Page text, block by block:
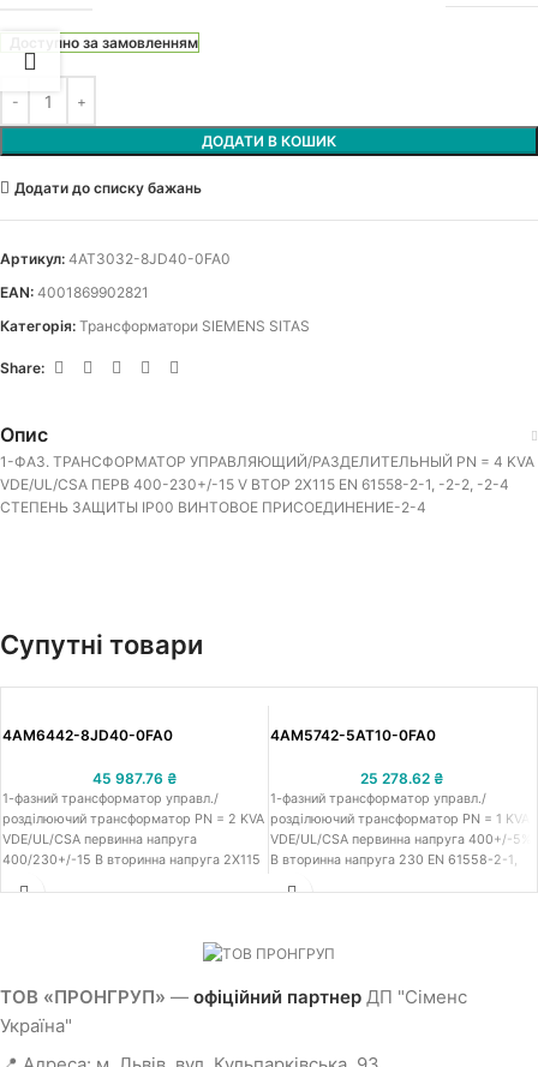
Доступно за замовленням
ДОДАТИ В КОШИК
Додати до списку бажань
EAN: 4001869902821
Артикул: 4AT3032-8JD40-0FA0
Категорія: Трансформатори SIEMENS SITAS
Share:
Опис
1-ФАЗ. ТРАНСФОРМАТОР УПРАВЛЯЮЩИЙ/РАЗДЕЛИТЕЛЬНЫЙ PN = 4 KVA
VDE/UL/CSA ПЕРВ 400-230+/-15 V ВТОР 2X115 EN 61558-2-1, -2-2, -2-4
СТЕПЕНЬ ЗАЩИТЫ IP00 ВИНТОВОЕ ПРИСОЕДИНЕНИЕ-2-4
Супутні товари
4AM6442-8JD40-0FA0
45 987.76 ₴
1-фазний трансформатор управл./
розділюючий трансформатор PN = 2 KVA
VDE/UL/CSA первинна напруга
400/230+/-15 В вторинна напруга 2X115
4AM5742-5AT10-0FA0
25 278.62 ₴
1-фазний трансформатор управл./
розділюючий трансформатор PN = 1 KVA
VDE/UL/CSA первинна напруга 400+/-5%
В вторинна напруга 230 EN 61558-2-1,
ТОВ «ПРОНГРУП» — офіційний партнер ДП "Сіменс
Україна"